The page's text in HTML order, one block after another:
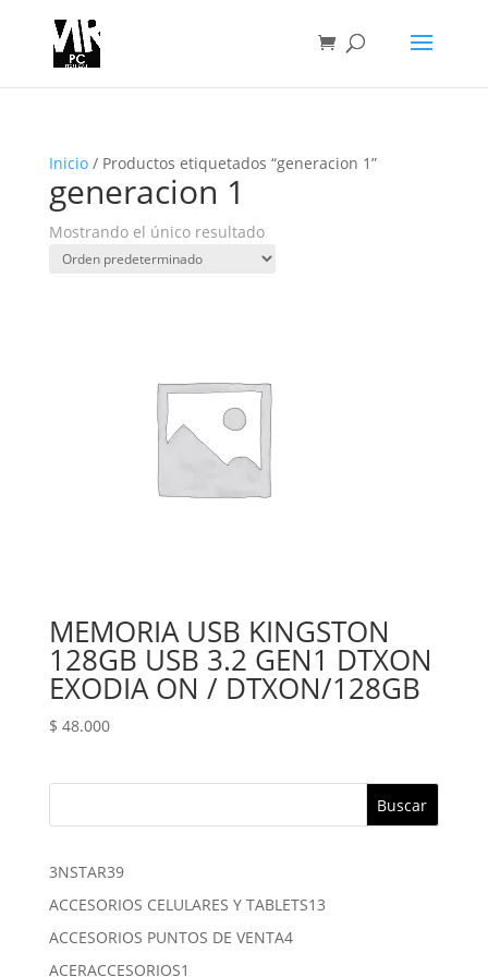
Inicio/ Productos etiquetados “generacion 1”
generacion 1
Mostrando el único resultado
MEMORIA USB KINGSTON
128GB USB 3.2 GEN1 DTXON
EXODIA ON / DTXON/128GB
$ 48.000
Buscar
3NSTAR3939
productos
ACCESORIOS CELULARES Y TABLETS1313
ACCESORIOS PUNTOS DE VENTA44
ACERACCESORIOS1